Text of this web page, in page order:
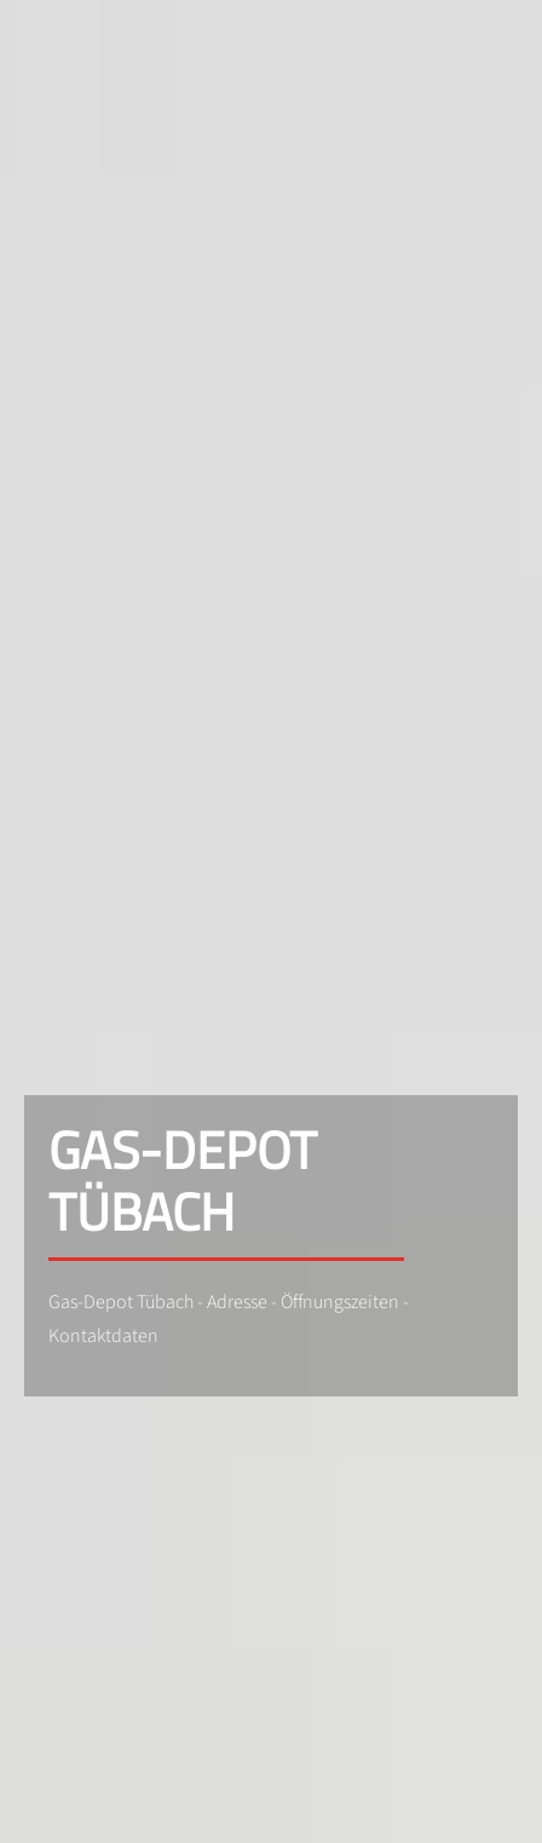
GAS-DEPOT
TÜBACH
Gas-Depot Tübach - Adresse - Öffnungszeiten -
Kontaktdaten